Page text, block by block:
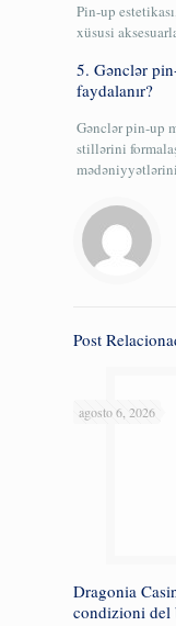
Pin-up
xüsusi
5. Gənclər
faydalanır?
Gənclər pin-up
stillərini
Post
agosto 6, 2026
Dragonia
condizioni del